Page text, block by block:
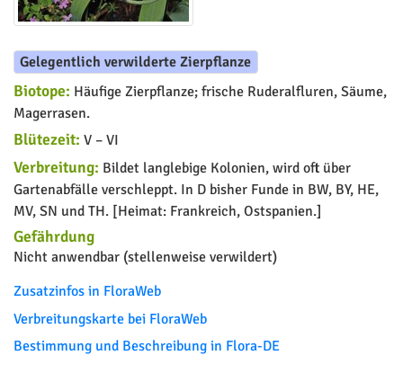
Gelegentlich verwilderte Zierpflanze
Biotope: Häufige Zierpflanze; frische Ruderalfluren, Säume,
Magerrasen.
Blütezeit: V – VI
Verbreitung: Bildet langlebige Kolonien, wird oft über
Gartenabfälle verschleppt. In D bisher Funde in BW, BY, HE,
MV, SN und TH. [Heimat: Frankreich, Ostspanien.]
Gefährdung
Nicht anwendbar (stellenweise verwildert)
Zusatzinfos in FloraWeb
Verbreitungskarte bei FloraWeb
Bestimmung und Beschreibung in Flora-DE